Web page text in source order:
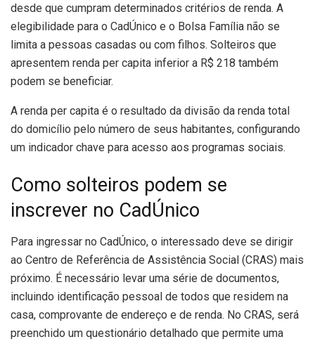
desde que cumpram determinados critérios de renda. A
elegibilidade para o CadÚnico e o Bolsa Família não se
limita a pessoas casadas ou com filhos. Solteiros que
apresentem renda per capita inferior a R$ 218 também
podem se beneficiar.
A renda per capita é o resultado da divisão da renda total
do domicílio pelo número de seus habitantes, configurando
um indicador chave para acesso aos programas sociais.
Como solteiros podem se
inscrever no CadÚnico
Para ingressar no CadÚnico, o interessado deve se dirigir
ao Centro de Referência de Assistência Social (CRAS) mais
próximo. É necessário levar uma série de documentos,
incluindo identificação pessoal de todos que residem na
casa, comprovante de endereço e de renda. No CRAS, será
preenchido um questionário detalhado que permite uma